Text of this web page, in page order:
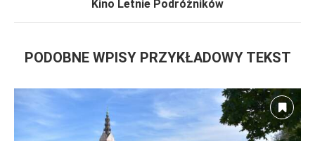
Kino Letnie Podróżników
PODOBNE WPISY PRZYKŁADOWY TEKST